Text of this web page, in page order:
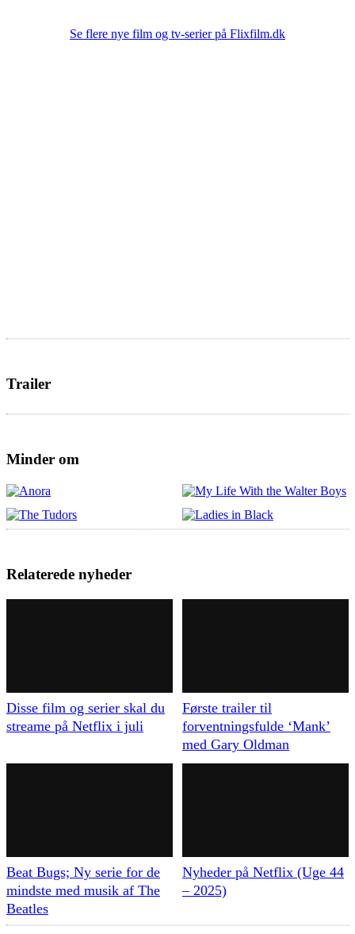
Se flere nye film og tv-serier på Flixfilm.dk
Trailer
Minder om
Relaterede nyheder
Disse film og serier skal du
streame på Netflix i juli
Første trailer til
forventningsfulde ‘Mank’
med Gary Oldman
Beat Bugs; Ny serie for de
mindste med musik af The
Beatles
Nyheder på Netflix (Uge 44
– 2025)